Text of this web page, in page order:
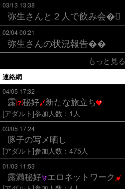
03/13 13:38
弥生さんと２人で飲み会�
02/04 00:21
弥生さんの状況報告��
もっと見る
連絡網
04/05 17:32
露 秘好 新たな旅立ち
[アダルト]参加人数：1人
03/05 17:24
豚子の写メ晒し
[アダルト]参加人数：475人
01/03 11:53
露満秘好 エロネットワーク